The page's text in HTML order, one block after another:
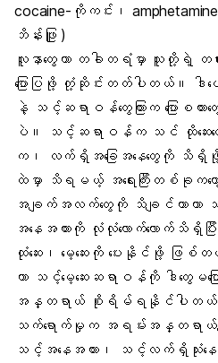
cocaine-ကိုကင်း၊
ဘိန်းဖြူ )
လူနာတွေဟာ တခါတရံမှာ သူတို့ရဲ့ တ
ပြောပြဖို့ တုံ့ဆိုင်းတတ်ပါတယ်။ ဒ
နဲ့ သင့်ဆရာဝန်တွေကြားက ပြောစက
ပဲ။ သင့်ဆရာဝန်က သင် ထိုဆေး
က၊ လက်ရှိအခြေအနေတွေကို သိရှိ
ထဲမှာ သိရမယ့် အရေးကြီးတစ်ခုက
အချက်အလက်တွေကို သိချင်တာဟ
အနေအထားကို လုံလုံလောက်လောက်သိရှိ
ထုံဆေး၊ မေ့ဆေးကို ပေးနိုင်ဖို့ ဖ
ဟာ သင့်မေ့ဆေးဆရာဝန်ကို ဒါတွေ
အန္တရာယ် စိုးရိမ်ရနိုင်ပါတယ်
သက်ရောက်မှုက အရမ်းအန္တရာယ်မ
သင့်အနေအထား၊ သင့်လက်ရှိသုံးနေ